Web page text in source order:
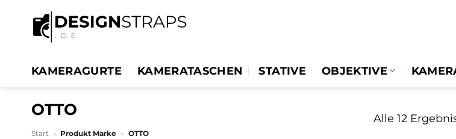
springen
KAMERAGURTE KAMERATASCHEN STATIVE OBJEKTIVE
OTTO
Start » Produkt Marke » OTTO
Alle 12